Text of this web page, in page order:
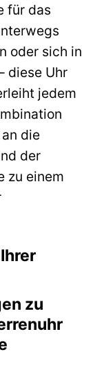
für das
oder sich in
diese Uhr
jedem
die
der
zu einem
zu